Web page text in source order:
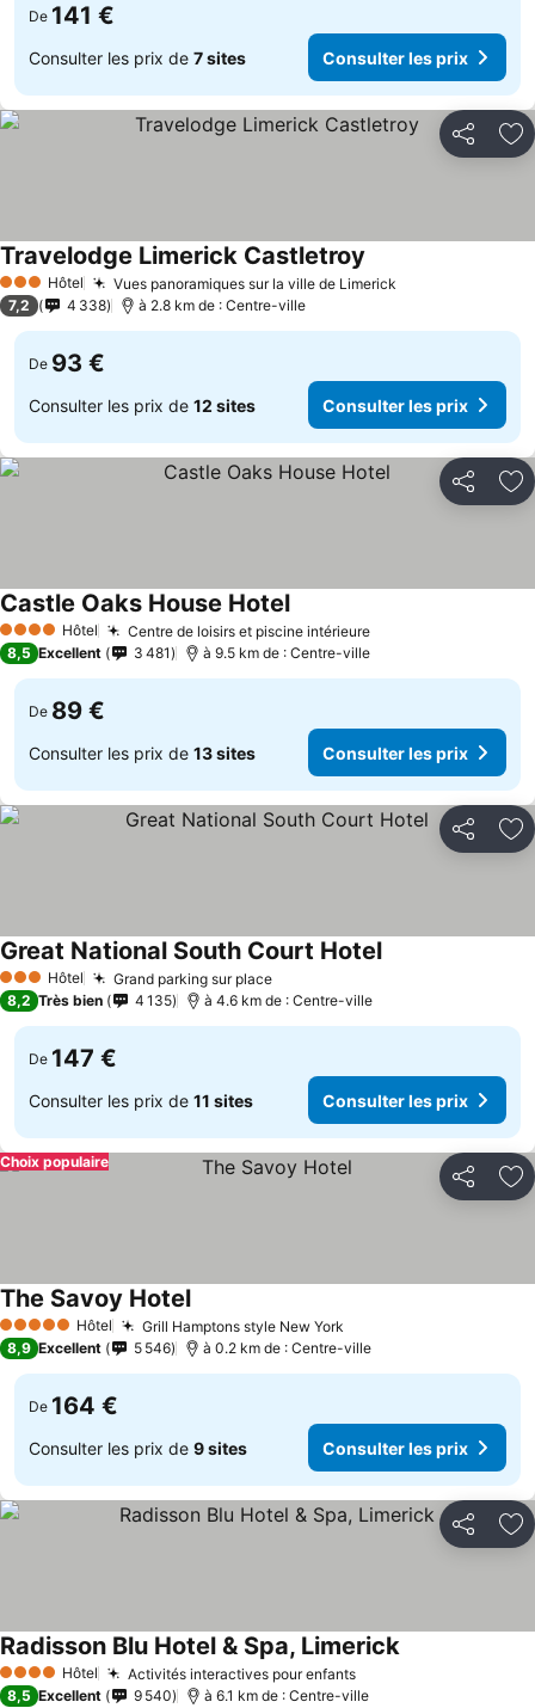
De 141 €
Consulter les prix de 7 sites Consulter les prix
Partager
3 ÉtoilesHôtel Vues panoramiques sur la ville de Limerick
Travelodge Limerick Castletroy
7,2 4 338 à 2.8 km de : Centre-ville
De 93 €
Consulter les prix de 12 sites Consulter les prix
Partager
4 Étoiles Hôtel Centre de loisirs et piscine intérieure
Castle Oaks House Hotel
8,5 Excellent 3 481 à 9.5 km de : Centre-ville
De 89 €
Consulter les prix de 13 sites Consulter les prix
Partager
3 ÉtoilesHôtel Grand parking sur place
Great National South Court Hotel
8,2 Très bien 4 135 à 4.6 km de : Centre-ville
De 147 €
Consulter les prix de 11 sites Consulter les prix
Partager
Choix populaire
5 Étoiles Hôtel Grill Hamptons style New York
The Savoy Hotel
8,9 Excellent 5 546 à 0.2 km de : Centre-ville
De 164 €
Consulter les prix de 9 sites Consulter les prix
Partager
4 Étoiles Hôtel Activités interactives pour enfants
Radisson Blu Hotel & Spa, Limerick
8,5 Excellent 9 540 à 6.1 km de : Centre-ville